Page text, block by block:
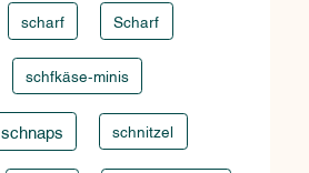
scharf Scharf
schfkäse-minis
schnaps schnitzel